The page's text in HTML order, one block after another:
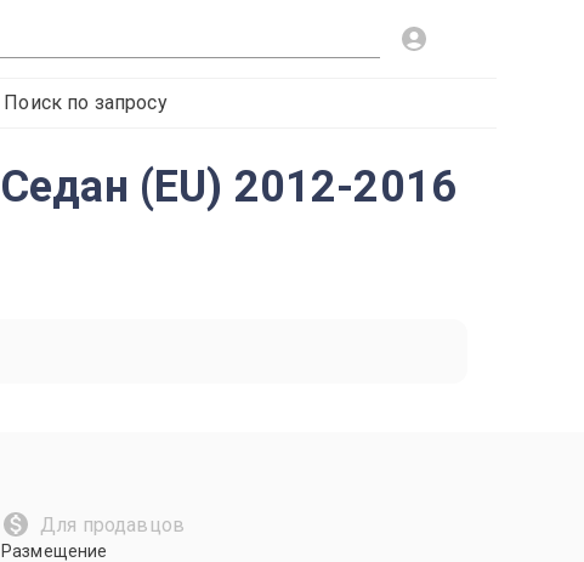
Поиск по запросу
(EU) 2012-2016
Для продавцов
Размещение